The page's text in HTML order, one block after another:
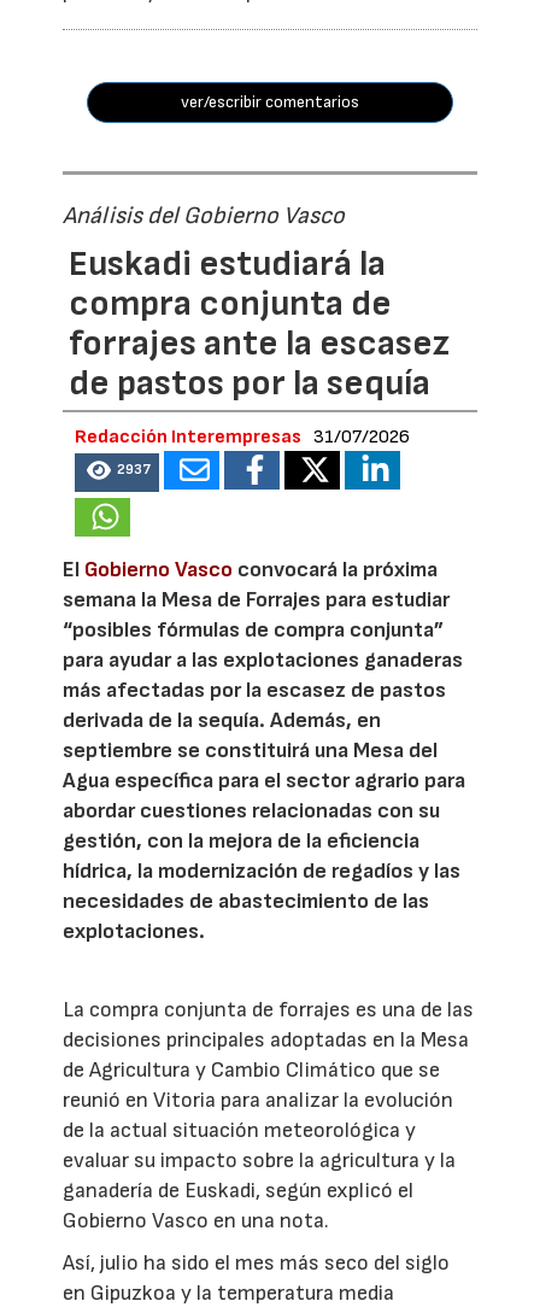
ver/escribir comentarios
Análisis del Gobierno Vasco
Euskadi estudiará la
compra conjunta de
forrajes ante la escasez
de pastos por la sequía
Redacción Interempresas 31/07/2026
2937
El Gobierno Vasco convocará la próxima
semana la Mesa de Forrajes para estudiar
“posibles fórmulas de compra conjunta”
para ayudar a las explotaciones ganaderas
más afectadas por la escasez de pastos
derivada de la sequía. Además, en
septiembre se constituirá una Mesa del
Agua específica para el sector agrario para
abordar cuestiones relacionadas con su
gestión, con la mejora de la eficiencia
hídrica, la modernización de regadíos y las
necesidades de abastecimiento de las
explotaciones.
La compra conjunta de forrajes es una de las
decisiones principales adoptadas en la Mesa
de Agricultura y Cambio Climático que se
reunió en Vitoria para analizar la evolución
de la actual situación meteorológica y
evaluar su impacto sobre la agricultura y la
ganadería de Euskadi, según explicó el
Gobierno Vasco en una nota.
Así, julio ha sido el mes más seco del siglo
en Gipuzkoa y la temperatura media